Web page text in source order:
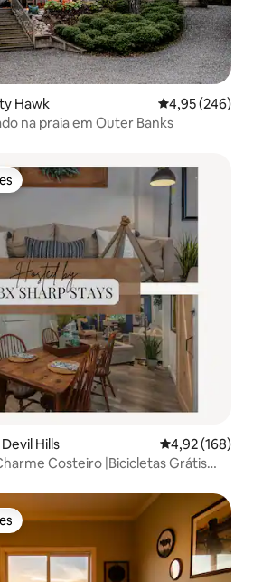
Hawk Classificação
4,95 (246)
na praia em Outer Banks
Hills Classificação
4,92 (168)
Costeiro |Bicicletas Grátis